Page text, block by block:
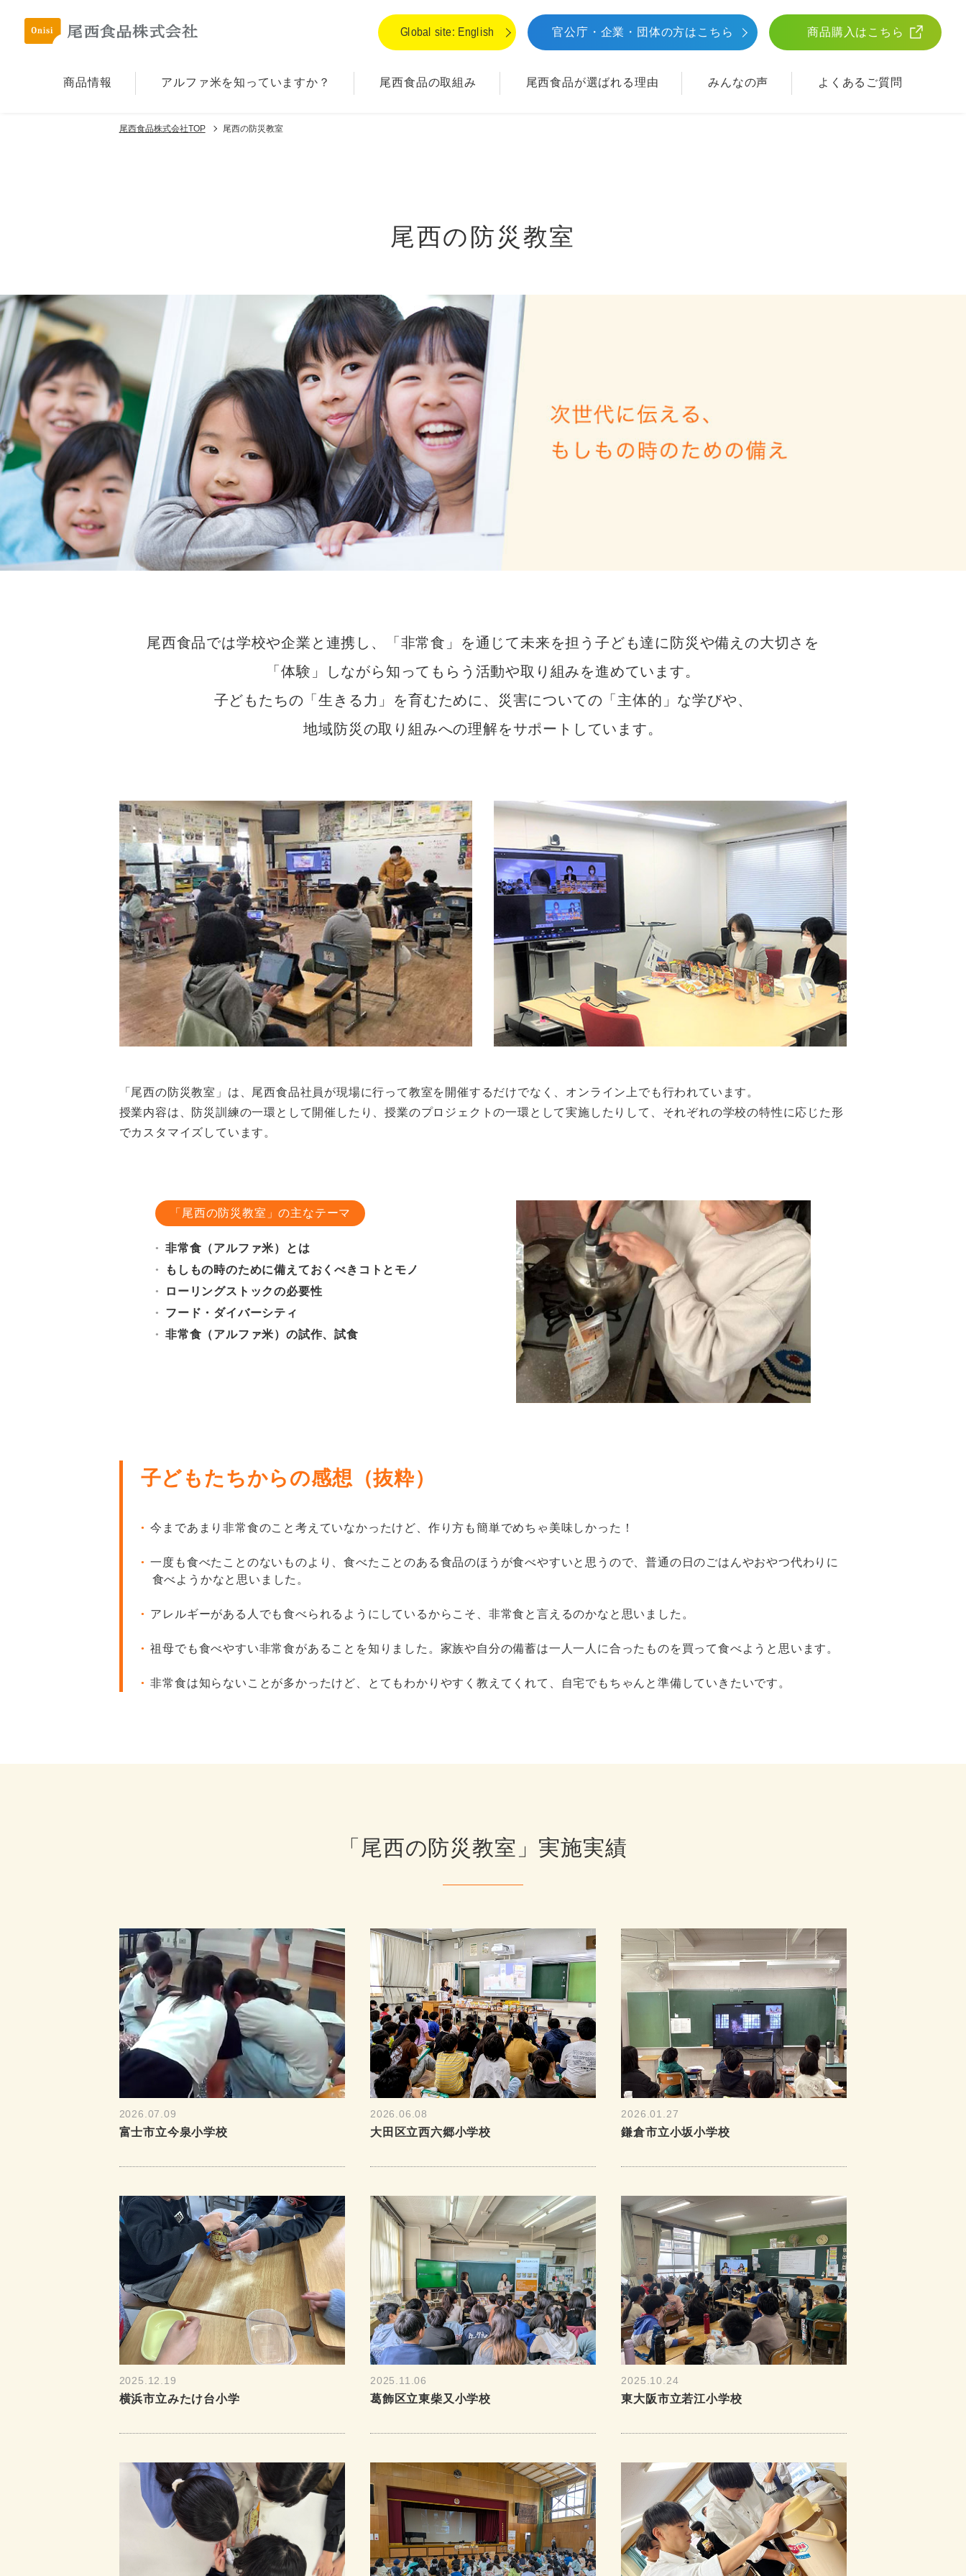
Global site: English 官公庁・企業・団体の方はこちら 商品購入はこちら
商品情報 アルファ⽶を知っていますか？ 尾西食品の取組み 尾西食品が選ばれる理由 みんなの声 よくあるご質問
尾西食品株式会社TOP 尾西の防災教室
尾西の防災教室
尾西⾷品では学校や企業と連携し、「⾮常⾷」を通じて未来を担う⼦ども達に防災や備えの⼤切さを
「体験」しながら知ってもらう活動や取り組みを進めています。
⼦どもたちの「⽣きる⼒」を育むために、災害についての「主体的」な学びや、
地域防災の取り組みへの理解をサポートしています。
「尾西の防災教室」は、尾西⾷品社員が現場に⾏って教室を開催するだけでなく、オンライン上でも⾏われています。
授業内容は、防災訓練の⼀環として開催したり、授業のプロジェクトの⼀環として実施したりして、それぞれの学校の特性に応じた形
でカスタマイズしています。
「尾西の防災教室」の主なテーマ
● ⾮常⾷（アルファ⽶）とは
● もしもの時のために備えておくべきコトとモノ
● ローリングストックの必要性
● フード・ダイバーシティ
● ⾮常⾷（アルファ⽶）の試作、試⾷
⼦どもたちからの感想（抜粋）
● 今まであまり⾮常⾷のこと考えていなかったけど、作り⽅も簡単でめちゃ美味しかった！
●
⼀度も⾷べたことのないものより、⾷べたことのある⾷品のほうが⾷べやすいと思うので、普通の⽇のごはんやおやつ代わりに
⾷べようかなと思いました。
● アレルギーがある⼈でも⾷べられるようにしているからこそ、⾮常⾷と⾔えるのかなと思いました。
● 祖⺟でも⾷べやすい⾮常⾷があることを知りました。家族や⾃分の備蓄は⼀⼈⼀⼈に合ったものを買って⾷べようと思います。
● ⾮常⾷は知らないことが多かったけど、とてもわかりやすく教えてくれて、⾃宅でもちゃんと準備していきたいです。
「尾西の防災教室」実施実績
2026.07.09
富士市立今泉小学校
2026.06.08
大田区立西六郷小学校
2026.01.27
鎌倉市立小坂小学校
2025.12.19
横浜市立みたけ台小学
2025.11.06
葛飾区立東柴又小学校
2025.10.24
東大阪市立若江小学校